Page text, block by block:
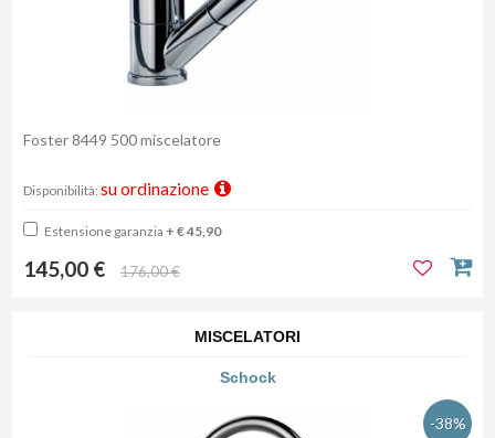
Foster 8449 500 miscelatore
Disponibilità: su ordinazione
Estensione garanzia + € 45,90
145,00 € 176,00 €
MISCELATORI
Schock
-38%